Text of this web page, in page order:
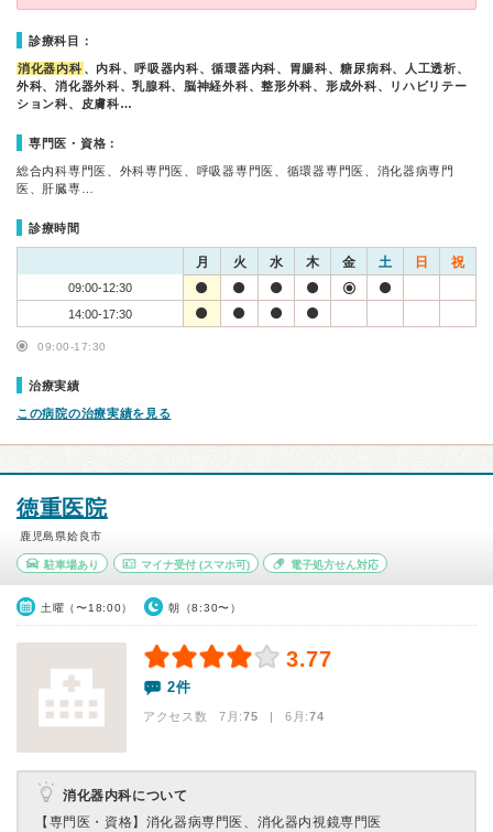
診療科目：
消化器内科 、内科、呼吸器内科、循環器内科、胃腸科、糖尿病科、人工透析、
外科、消化器外科、乳腺科、脳神経外科、整形外科、形成外科、リハビリテー
ション科、皮膚科…
専門医・資格：
総合内科専門医、外科専門医、呼吸器専門医、循環器専門医、消化器病専門
医、肝臓専…
診療時間
月 火 水 木 金 土 日 祝
09:00-12:30
14:00-17:30
09:00-17:30
治療実績
この病院の治療実績を見る
徳重医院
鹿児島県姶良市
駐車場あり マイナ受付(スマホ可) 電子処方せん対応
土曜（〜18:00） 朝（8:30〜）
3.77
2件
アクセス数 7月:75 | 6月:74
消化器内科について
【専門医・資格】 消化器病専門医、消化器内視鏡専門医